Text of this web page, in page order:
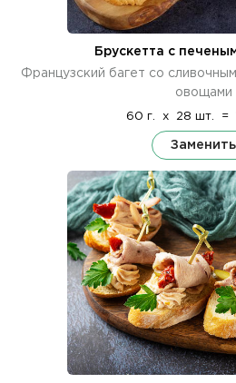
Брускетта с
Французский багет со
овощами
60 г. x 28 шт. =
Заменить